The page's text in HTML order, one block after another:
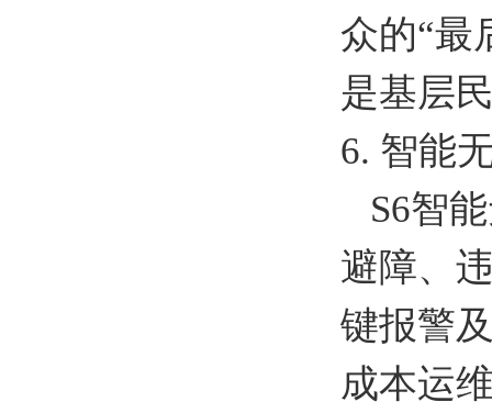
众的“最
是基层
6. 智能
S6智
避障、
键报警
成本运